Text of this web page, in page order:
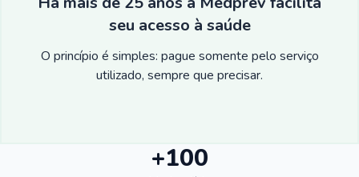
seu acesso à saúde
O princípio é simples: pague somente pelo serviço
utilizado, sempre que precisar.
+100